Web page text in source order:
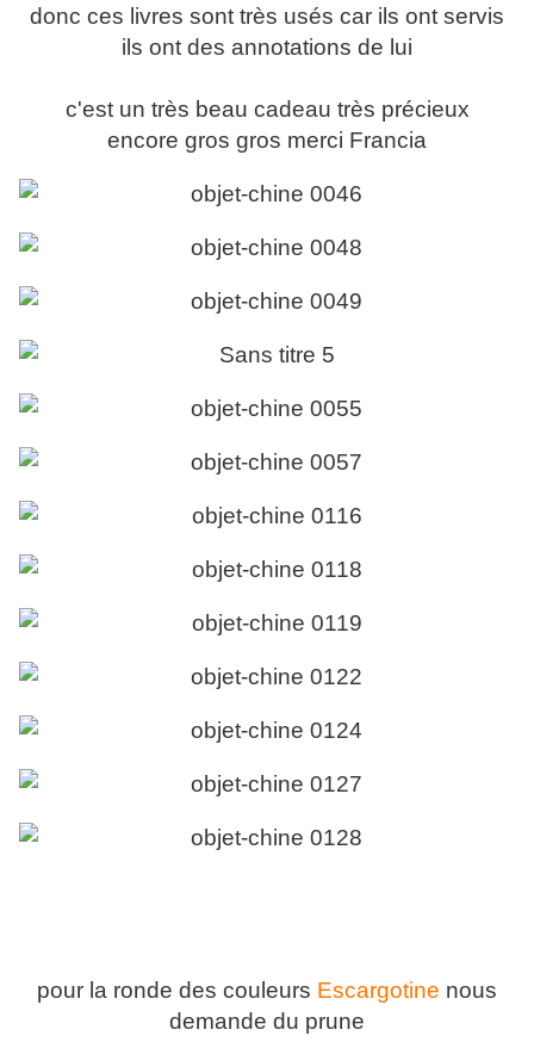
donc ces livres sont très usés car ils ont servis
ils ont des annotations de lui
c'est un très beau cadeau très précieux
encore gros gros merci Francia
pour la ronde des couleurs Escargotine nous
demande du prune